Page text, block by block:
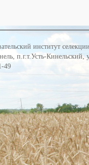
институт
п.г.т.Усть-Кинельский,
49